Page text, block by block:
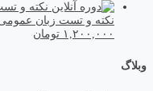
نکته و تست زبان
۱,۲۰۰,۰۰۰ تومان
وبلاگ